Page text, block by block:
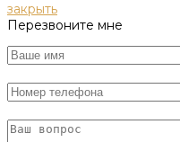
закрыть
Перезвоните мне